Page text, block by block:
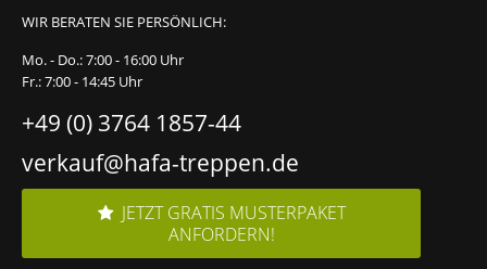
WIR BERATEN SIE PERSÖNLICH:
Mo. - Do.: 7:00 - 16:00 Uhr
Fr.: 7:00 - 14:45 Uhr
+49 (0) 3764 1857-44
verkauf@hafa-treppen.de
JETZT GRATIS MUSTERPAKET
ANFORDERN!